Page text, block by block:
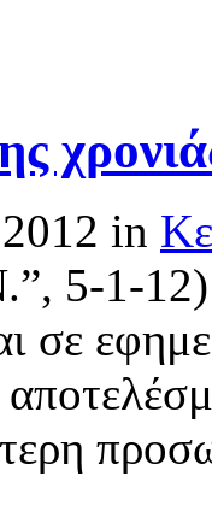
in
5-1-12)
σε